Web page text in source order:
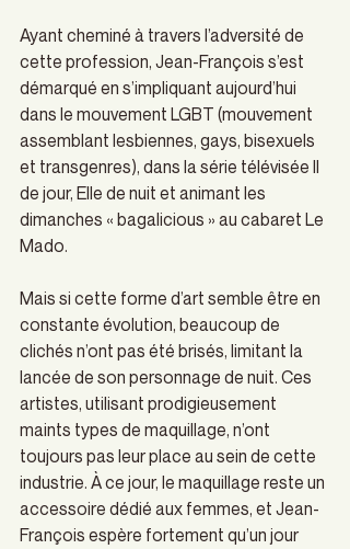
Ayant cheminé à travers l’adversité de
cette profession, Jean-François s’est
démarqué en s’impliquant aujourd’hui
dans le mouvement LGBT (mouvement
assemblant lesbiennes, gays, bisexuels
et transgenres), dans la série télévisée Il
de jour, Elle de nuit et animant les
dimanches « bagalicious » au cabaret Le
Mado.
Mais si cette forme d’art semble être en
constante évolution, beaucoup de
clichés n’ont pas été brisés, limitant la
lancée de son personnage de nuit. Ces
artistes, utilisant prodigieusement
maints types de maquillage, n’ont
toujours pas leur place au sein de cette
industrie. À ce jour, le maquillage reste un
accessoire dédié aux femmes, et Jean-
François espère fortement qu’un jour